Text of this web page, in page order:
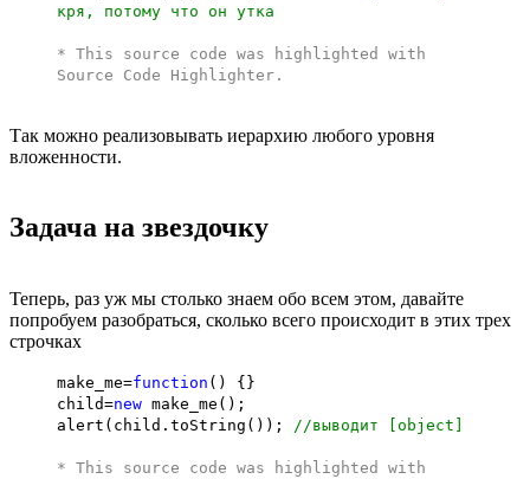
кря, потому что он утка
* This source code was highlighted with
Source Code Highlighter .
Так можно реализовывать иерархию любого уровня
вложенности.
Задача на звездочку
Теперь, раз уж мы столько знаем обо всем этом, давайте
попробуем разобраться, сколько всего происходит в этих трех
строчках
make_me=function () {}
child=new make_me();
alert(child.toString()); //выводит [object]
* This source code was highlighted with